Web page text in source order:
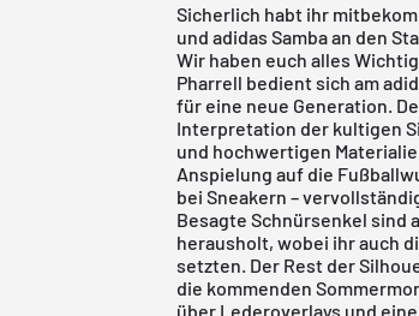
Sicherlich habt ihr
und adidas Samba an den
Wir haben euch alles
Pharrell bedient sich am
für eine neue Generation.
Interpretation der kultigen
und hochwertigen
Anspielung auf die
bei Sneakern –
Besagte Schnürsenkel sind
herausholt, wobei ihr auch
setzten. Der Rest der
die kommenden
über Lederoverlays und